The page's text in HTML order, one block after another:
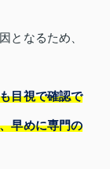
となるため、
目視で確認で
早めに専門の